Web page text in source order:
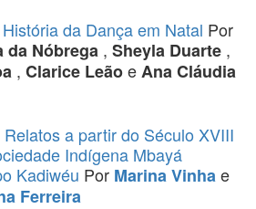
da Dança em Natal Por
da Nóbrega , Sheyla Duarte ,
, Clarice LeãoeAna Cláudia
a partir do Século XVIII
Indígena Mbayá
Kadiwéu Por Marina Vinhae
Ferreira